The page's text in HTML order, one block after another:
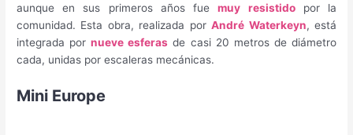
aunque en sus primeros años fuemuy resistidopor la
comunidad. Esta obra, realizada porAndré Waterkeyn, está
integrada pornueve esferas de casi 20 metros de diámetro
cada, unidas por escaleras mecánicas.
Mini Europe